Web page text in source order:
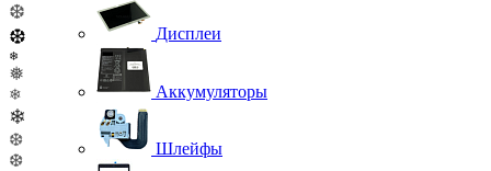
❆
❆
❄
❅
❄
❄
❆
❆
Дисплеи
Аккумуляторы
Шлейфы